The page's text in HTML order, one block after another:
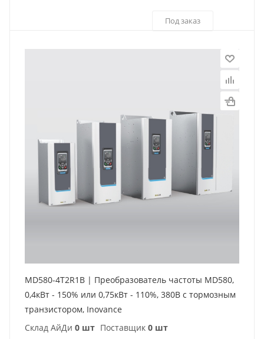
Под заказ
MD580-4T2R1B | Преобразователь частоты MD580,
0,4кВт - 150% или 0,75кВт - 110%, 380В с тормозным
транзистором, Inovance
Склад АйДи 0 шт Поставщик 0 шт